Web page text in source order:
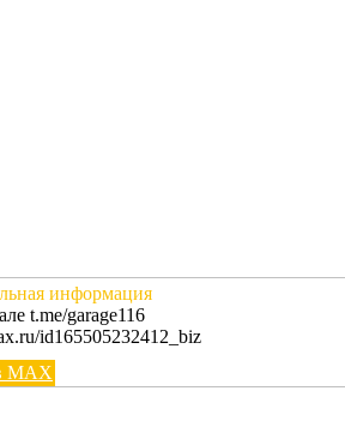
информация
t.me/garage116
id165505232412_biz
MAX